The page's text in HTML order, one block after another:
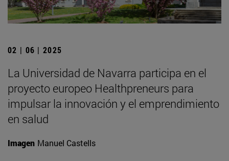
02 | 06 | 2025
La Universidad de Navarra participa en el
proyecto europeo Healthpreneurs para
impulsar la innovación y el emprendimiento
en salud
Imagen Manuel Castells